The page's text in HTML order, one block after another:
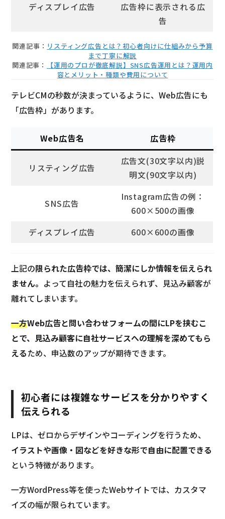
ディスプレイ広告
広告枠に表示される広
告
関連記事： リスティング広告とは？初心者向けに仕組みから予算
まで丁寧に解説
関連記事：
【運用のプロが徹底解説】SNS広告運用とは？運用内
容とメリット・種類や費用について
テレビCMの秒数が決まっているように、Web広告にも
「広告枠」があります。
Web広告名 広告枠
リスティング広告
広告文(30文字以内)説
明文(90文字以内)
SNS広告
Instagram広告の例：
600×500の画像
ディスプレイ広告
600×600の画像
上記の限られた広告枠では、簡潔にしか情報を伝えられ
ません。 よって自社の魅力を伝えられず、見込み顧客が
離れてしまいます。
一方Web広告と問い合わせフォームの間にLPを挟むこ
とで、見込み顧客に自社サービスへの理解を深めてもら
えるため、申込数のアップが期待できます。
初心者には複雑なサービスを分かりやすく
伝えられる
LPは、ゼロからデザインやコーディングを行うため、
イラストや画像・図などを好きな形で自由に配置できる
という特徴があります。
一方WordPress等を使ったWebサイトでは、カスタマ
イズの幅が限られています。